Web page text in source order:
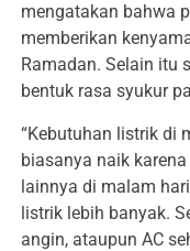
mengatakan bahwa
memberikan
Ramadan. Selain itu
bentuk rasa syukur
“Kebutuhan listrik di
biasanya naik
lainnya di malam
listrik lebih banyak.
angin, ataupun AC